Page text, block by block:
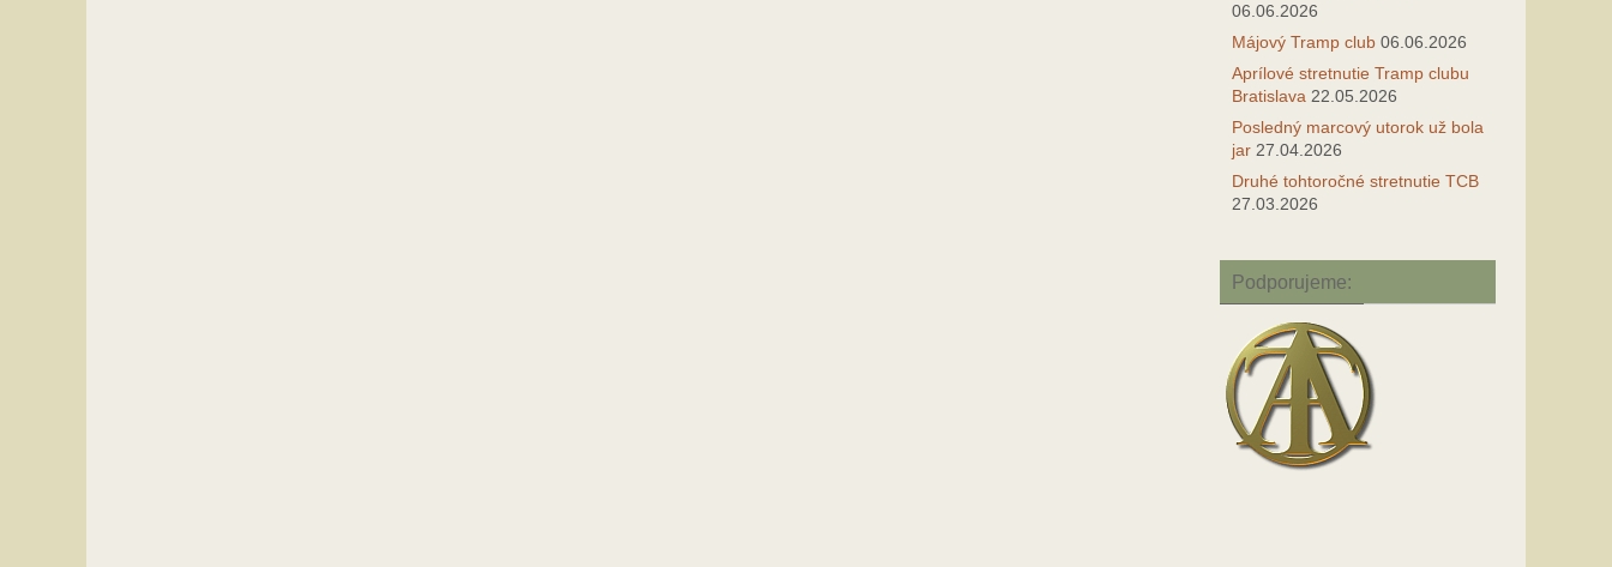
06.06.2026
Májový Tramp club 06.06.2026
Aprílové stretnutie Tramp clubu
Bratislava 22.05.2026
Posledný marcový utorok už bola
jar 27.04.2026
Druhé tohtoročné stretnutie TCB
27.03.2026
Podporujeme: